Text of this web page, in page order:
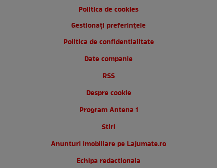
Politica de cookies
Gestionați preferințele
Politica de confidentialitate
Date companie
RSS
Despre cookie
Program Antena 1
Stiri
Anunturi imobiliare pe Lajumate.ro
Echipa redactionala